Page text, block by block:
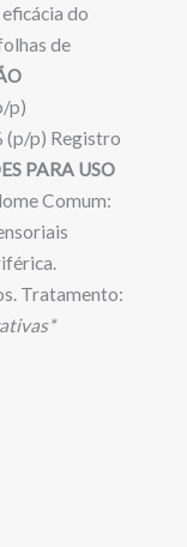
do
de
p)
(p/p) Registro
PARA USO
Comum:
Tratamento: